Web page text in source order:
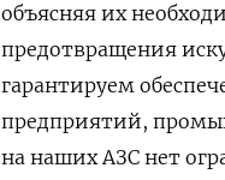
объясняя их
предотвращения
гарантируем
предприятий,
на наших ​АЗС нет